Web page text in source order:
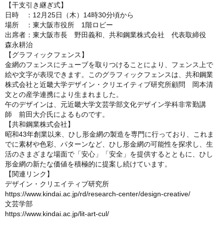
【干支引き継ぎ式】
日時 ：12月25日（木）14時30分頃から
場所 ：東大阪市役所 1階ロビー
出席者：東大阪市長 野田義和、共和鋼業株式会社 代表取締役
森永耕治
【グラフィックフェンス】
金網のフェンスにチューブを取りつけることにより、フェンス上で
絵や文字が表現できます。このグラフィックフェンスは、共和鋼業
株式会社と近畿大学デザイン・クリエイティブ研究所顧問 岡本清
文との産学連携により生まれました。
午のデザインは、元近畿大学文芸学部文化デザイン学科非常勤講
師 前田大介氏によるものです。
【共和鋼業株式会社】
昭和43年創業以来、ひし形金網の製造を専門に行っており、これま
でに素材や色彩、パターンなど、ひし形金網の可能性を探求し、生
活のさまざまな場面で「安心」「安全」を提供するとともに、ひし
形金網の新たな価値を積極的に提案し続けています。
【関連リンク】
デザイン・クリエイティブ研究所
https://www.kindai.ac.jp/rd/research-center/design-creative/
文芸学部
https://www.kindai.ac.jp/lit-art-cul/